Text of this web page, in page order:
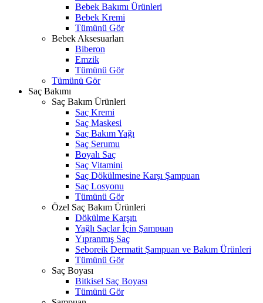
Bebek Bakımı Ürünleri
Bebek Kremi
Tümünü Gör
Bebek Aksesuarları
Biberon
Emzik
Tümünü Gör
Tümünü Gör
Saç Bakımı
Saç Bakım Ürünleri
Saç Kremi
Saç Maskesi
Saç Bakım Yağı
Saç Serumu
Boyalı Saç
Saç Vitamini
Saç Dökülmesine Karşı Şampuan
Saç Losyonu
Tümünü Gör
Özel Saç Bakım Ürünleri
Dökülme Karşıtı
Yağlı Saçlar İçin Şampuan
Yıpranmış Saç
Seboreik Dermatit Şampuan ve Bakım Ürünleri
Tümünü Gör
Saç Boyası
Bitkisel Saç Boyası
Tümünü Gör